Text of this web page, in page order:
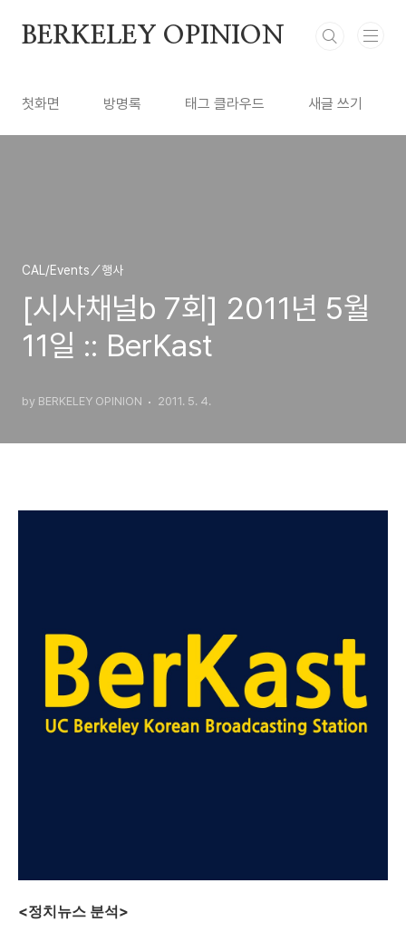
BERKELEY OPINION
첫화면 방명록 태그 클라우드 새글 쓰기
CAL/Events／행사
[시사채널b 7회] 2011년 5월
11일 :: BerKast
by BERKELEY OPINION 2011. 5. 4.
<정치뉴스 분석>